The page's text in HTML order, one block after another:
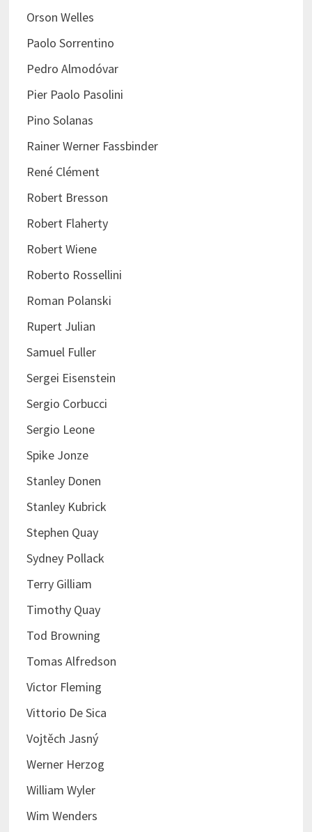
Orson Welles
Paolo Sorrentino
Pedro Almodóvar
Pier Paolo Pasolini
Pino Solanas
Rainer Werner Fassbinder
René Clément
Robert Bresson
Robert Flaherty
Robert Wiene
Roberto Rossellini
Roman Polanski
Rupert Julian
Samuel Fuller
Sergei Eisenstein
Sergio Corbucci
Sergio Leone
Spike Jonze
Stanley Donen
Stanley Kubrick
Stephen Quay
Sydney Pollack
Terry Gilliam
Timothy Quay
Tod Browning
Tomas Alfredson
Victor Fleming
Vittorio De Sica
Vojtěch Jasný
Werner Herzog
William Wyler
Wim Wenders